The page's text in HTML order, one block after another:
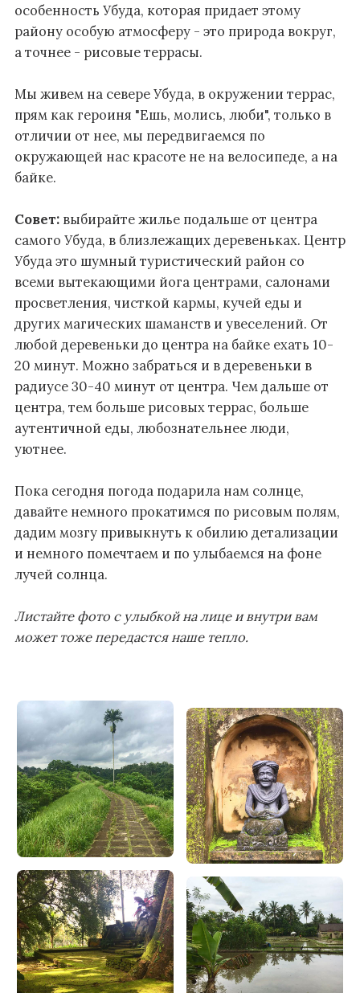
особенность Убуда, которая придает этому
району особую атмосферу - это природа вокруг,
а точнее - рисовые террасы.
Мы живем на севере Убуда, в окружении террас,
прям как героиня "Ешь, молись, люби", только в
отличии от нее, мы передвигаемся по
окружающей нас красоте не на велосипеде, а на
байке.
Совет:выбирайте жилье подальше от центра
самого Убуда, в близлежащих деревеньках. Центр
Убуда это шумный туристический район со
всеми вытекающими йога центрами, салонами
просветления, чисткой кармы, кучей еды и
других магических шаманств и увеселений. От
любой деревеньки до центра на байке ехать 10-
20 минут. Можно забраться и в деревеньки в
радиусе 30-40 минут от центра. Чем дальше от
центра, тем больше рисовых террас, больше
аутентичной еды, любознательнее люди,
уютнее.
Пока сегодня погода подарила нам солнце,
давайте немного прокатимся по рисовым полям,
дадим мозгу привыкнуть к обилию детализации
и немного помечтаем и по улыбаемся на фоне
лучей солнца.
Листайте фото с улыбкой на лице и внутри вам
может тоже передастся наше тепло.